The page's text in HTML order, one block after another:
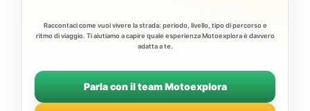
Raccontaci come vuoi vivere la strada: periodo, livello, tipo di percorso e
ritmo di viaggio. Ti aiutiamo a capire quale esperienza Motoexplora è davvero
adatta a te.
Parla con il team Motoexplora